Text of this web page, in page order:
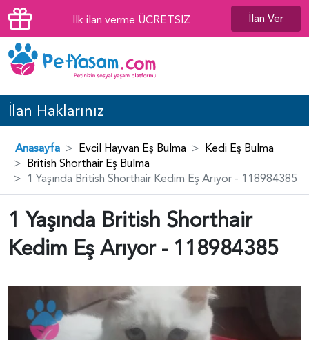
İlk ilan verme ÜCRETSİZ İlan Ver
İlan Haklarınız
Anasayfa Evcil Hayvan Eş Bulma
Kedi Eş Bulma
British Shorthair Eş Bulma
1 Yaşında British Shorthair Kedim Eş Arıyor - 118984385
1 Yaşında British Shorthair
Kedim Eş Arıyor - 118984385